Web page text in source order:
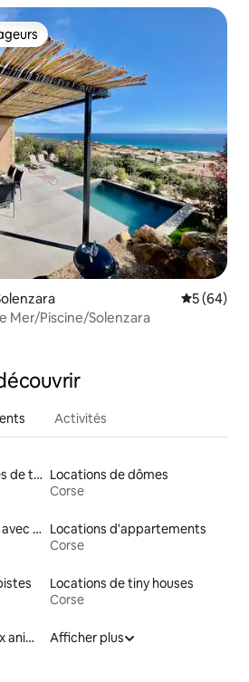
les plus appréciés
5 (64)
Mer/Piscine/Solenzara
Activités
Locations de résidences de tourisme Locations de dômes
Corse
Locations de vacances avec piscine Locations d'appartements
Corse
Locations de tiny houses
Corse
Locations adaptées aux animaux
Afficher plus